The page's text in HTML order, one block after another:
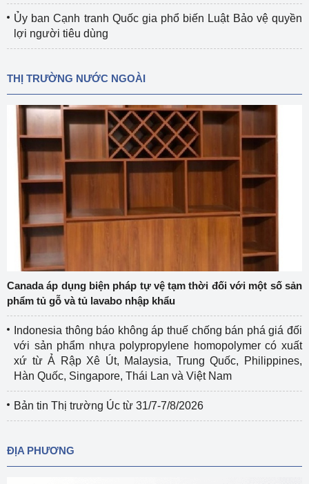
Ủy ban Cạnh tranh Quốc gia phổ biến Luật Bảo vệ quyền
lợi người tiêu dùng
THỊ TRƯỜNG NƯỚC NGOÀI
Canada áp dụng biện pháp tự vệ tạm thời đối với một số sản
phẩm tủ gỗ và tủ lavabo nhập khẩu
Indonesia thông báo không áp thuế chống bán phá giá đối
với sản phẩm nhựa polypropylene homopolymer có xuất
xứ từ Ả Rập Xê Út, Malaysia, Trung Quốc, Philippines,
Hàn Quốc, Singapore, Thái Lan và Việt Nam
Bản tin Thị trường Úc từ 31/7-7/8/2026
ĐỊA PHƯƠNG